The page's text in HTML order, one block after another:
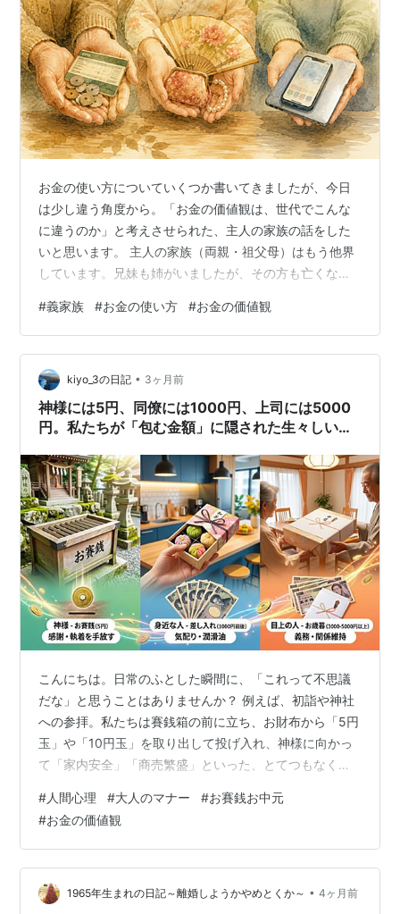
お金の使い方についていくつか書いてきましたが、今日
は少し違う角度から。「お金の価値観は、世代でこんな
に違うのか」と考えさせられた、主人の家族の話をした
いと思います。 主人の家族（両親・祖父母）はもう他界
しています。兄妹も姉がいましたが、その方も亡くなっ
族でも、お金との付き合い方はまるで違う。それを間近
で見てきて思うことを、まとめてみました。 戦争を経験
した祖父母は、堅実だった 夫の祖父母は、戦争を経験し
た世代です。祖父は海軍に所属していて、その関係で受
け取る年金（恩給）がとても多く、わりと裕福な暮らし
をしていました。 でも、お金があるからとい…
#義家族 #お金の使い方 #お金の価値観
kiyo_3の日記 • 3ヶ月前
神様には5円、同僚には1000円、上司には5000
円。私たちが「包む金額」に隠された生々しい人
こんにちは。日常のふとした瞬間に、「これって不思議
だな」と思うことはありませんか？ 例えば、初詣や神社
への参拝。私たちは賽銭箱の前に立ち、お財布から「5円
玉」や「10円玉」を取り出して投げ入れ、神様に向かっ
て「家内安全」「商売繁盛」といった、とてつもなく大
る会社の同僚や友人のオフィスを訪ねる時、私たちは
「ちょっとした差し入れ」として、1,000円ほどの茶菓子
を持参するのが大人の通例になっています。 さらに、お
中元やお歳暮の時期になれば、上司や重要な取引先、義
理の実家に対して、3,000円から5,000円のギフトを「失
#人間心理 #大人のマナー #お賽銭お中元
#お金の価値観
1965年生まれの日記～離婚しようかやめとくか～ • 4ヶ月前